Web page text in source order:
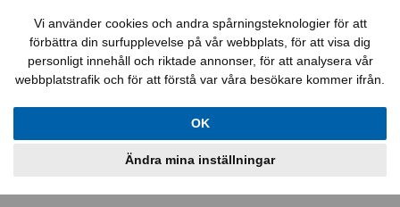
Vi använder cookies och andra spårningsteknologier för att
förbättra din surfupplevelse på vår webbplats, för att visa dig
personligt innehåll och riktade annonser, för att analysera vår
webbplatstrafik och för att förstå var våra besökare kommer ifrån.
OK
Ändra mina inställningar
Felanmälan Kontakt Mina sidor
Lägenheter
Bostadskö
Information
Om oss